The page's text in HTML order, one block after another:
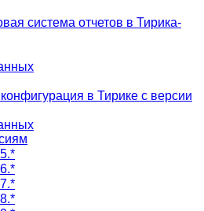
система отчетов в Тирика-
в Тирике с версии